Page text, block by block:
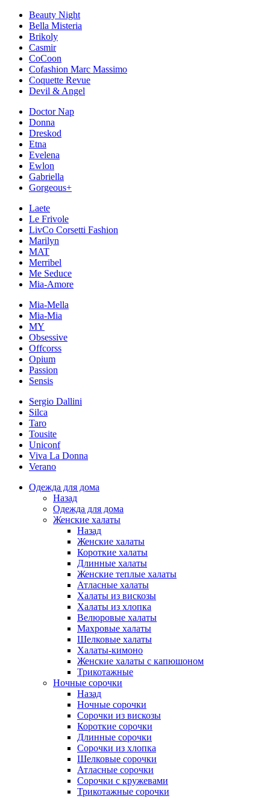
Beauty Night
Bella Misteria
Brikoly
Casmir
CoCoon
Cofashion Marc Massimo
Coquette Revue
Devil & Angel
Doctor Nap
Donna
Dreskod
Etna
Evelena
Ewlon
Gabriella
Gorgeous+
Laete
Le Frivole
LivCo Corsetti Fashion
Marilyn
MAT
Merribel
Me Seduce
Mia-Amore
Mia-Mella
Mia-Mia
MY
Obsessive
Offcorss
Opium
Passion
Sensis
Sergio Dallini
Silca
Taro
Tousite
Uniconf
Viva La Donna
Verano
Одежда для дома
Назад
Одежда для дома
Женские халаты
Назад
Женские халаты
Короткие халаты
Длинные халаты
Женские теплые халаты
Атласные халаты
Халаты из вискозы
Халаты из хлопка
Велюровые халаты
Махровые халаты
Шелковые халаты
Халаты-кимоно
Женские халаты с капюшоном
Трикотажные
Ночные сорочки
Назад
Ночные сорочки
Сорочки из вискозы
Короткие сорочки
Длинные сорочки
Сорочки из хлопка
Шелковые сорочки
Атласные сорочки
Сорочки с кружевами
Трикотажные сорочки